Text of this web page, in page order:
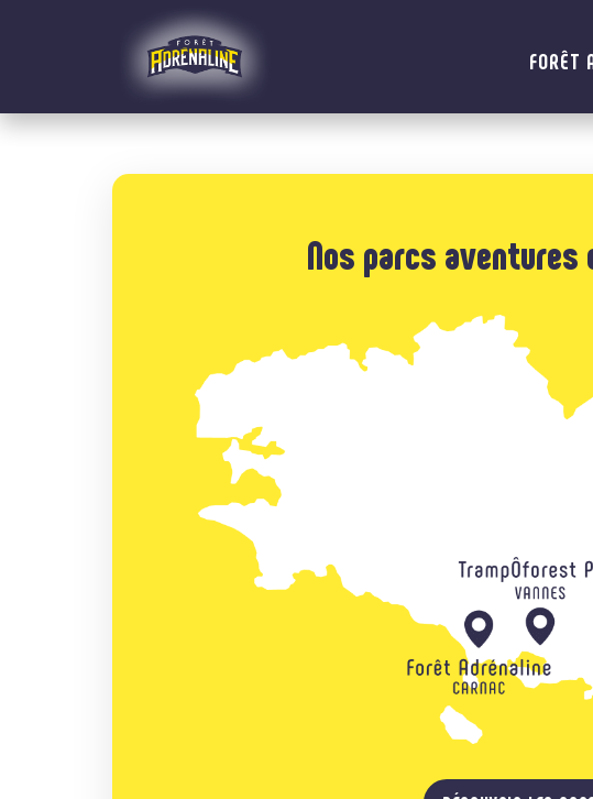
FORÊT
Nos parcs aventures
Panneau de gestion des cookies